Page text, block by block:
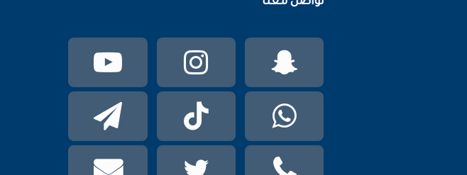
يوتيوبانستقرام سناب
تشات
تيلقرام TikTok واتساب